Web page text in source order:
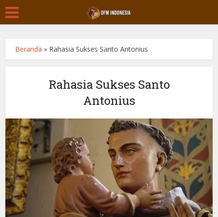
Beranda » Rahasia Sukses Santo Antonius
Rahasia Sukses Santo
Antonius